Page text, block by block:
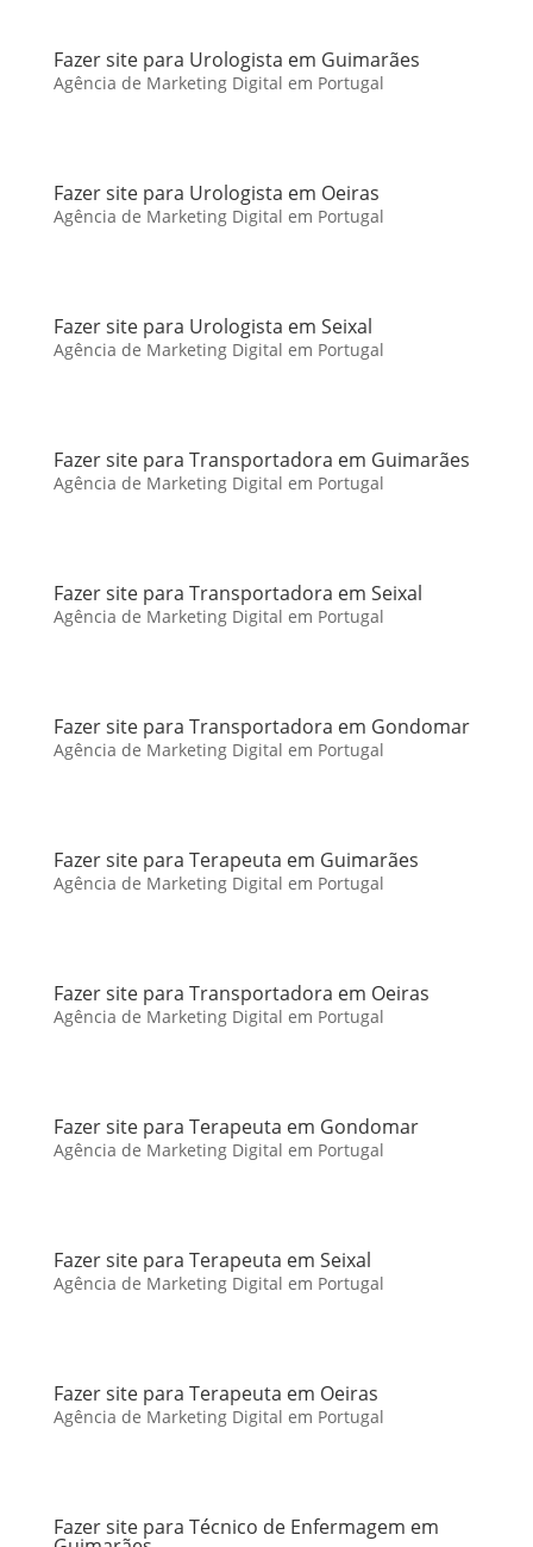
Fazer site para Urologista em Guimarães
Agência de Marketing Digital em Portugal
Fazer site para Urologista em Oeiras
Agência de Marketing Digital em Portugal
Fazer site para Urologista em Seixal
Agência de Marketing Digital em Portugal
Fazer site para Transportadora em Guimarães
Agência de Marketing Digital em Portugal
Fazer site para Transportadora em Seixal
Agência de Marketing Digital em Portugal
Fazer site para Transportadora em Gondomar
Agência de Marketing Digital em Portugal
Fazer site para Terapeuta em Guimarães
Agência de Marketing Digital em Portugal
Fazer site para Transportadora em Oeiras
Agência de Marketing Digital em Portugal
Fazer site para Terapeuta em Gondomar
Agência de Marketing Digital em Portugal
Fazer site para Terapeuta em Seixal
Agência de Marketing Digital em Portugal
Fazer site para Terapeuta em Oeiras
Agência de Marketing Digital em Portugal
Fazer site para Técnico de Enfermagem em